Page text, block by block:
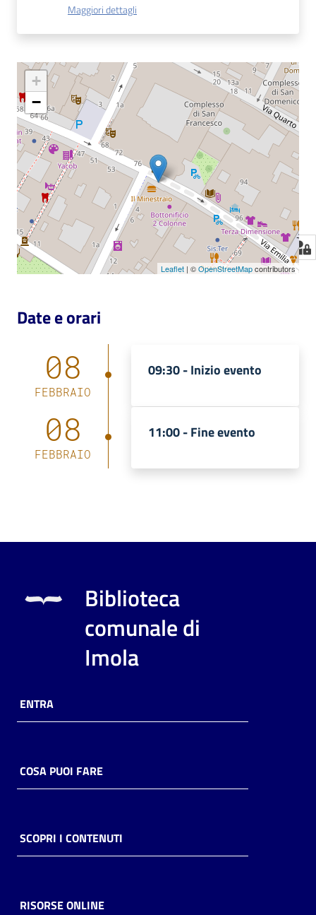
Maggiori dettagli
+
−
Leaflet | ©OpenStreetMapcontributors
Date e orari
08
FEBBRAIO
09:30 -Inizio evento
08
FEBBRAIO
11:00 -Fine evento
Biblioteca
comunale di
Imola
ENTRA
COSA PUOI FARE
SCOPRI I CONTENUTI
RISORSE ONLINE